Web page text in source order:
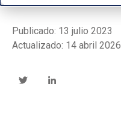
Publicado: 13 julio 2023
Actualizado: 14 abril 2026